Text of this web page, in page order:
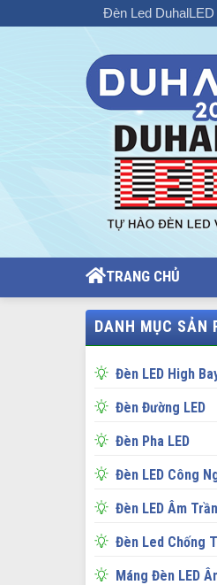
Đèn Led
TRANG CHỦ
DANH MỤC SẢN
Đèn LED High
Đèn Đường LED
Đèn Pha LED
Đèn LED Công
Đèn LED Âm Trần
Đèn Led Chống
Máng Đèn LED